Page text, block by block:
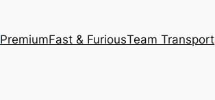
PremiumFast & FuriousTeam Transport